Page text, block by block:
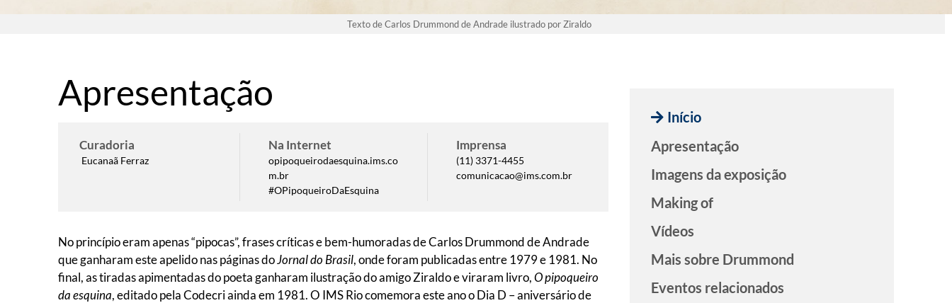
Texto de Carlos Drummond de Andrade ilustrado por Ziraldo
Apresentação
Curadoria
Eucanaã Ferraz
Na Internet
opipoqueirodaesquina.ims.co
m.br
#OPipoqueiroDaEsquina
Imprensa
(11) 3371-4455
comunicacao@ims.com.br
No princípio eram apenas “pipocas”, frases críticas e bem-humoradas de Carlos Drummond de Andrade
que ganharam este apelido nas páginas doJornal do Brasil, onde foram publicadas entre 1979 e 1981. No
final, as tiradas apimentadas do poeta ganharam ilustração do amigo Ziraldo e viraram livro,O pipoqueiro
da esquina, editado pela Codecri ainda em 1981. O IMS Rio comemora este ano o Dia D – aniversário de
Início
Apresentação
Imagens da exposição
Making of
Vídeos
Mais sobre Drummond
Eventos relacionados